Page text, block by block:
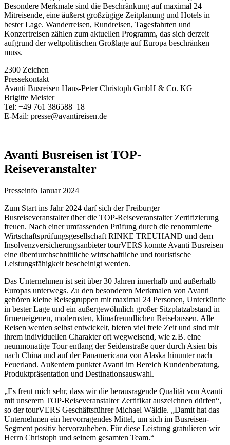
Besondere Merkmale sind die Beschränkung auf maximal 24
Mitreisende, eine äußerst großzügige Zeitplanung und Hotels in
bester Lage. Wanderreisen, Rundreisen, Tagesfahrten und
Konzertreisen zählen zum aktuellen Programm, das sich derzeit
aufgrund der weltpolitischen Großlage auf Europa beschränken
muss.
2300 Zeichen
Pressekontakt
Avanti Busreisen Hans-Peter Christoph GmbH & Co. KG
Brigitte Meister
Tel: +49 761 386588–18
E-Mail: presse@avantireisen.de
Avanti Busreisen ist TOP-
Reiseveranstalter
Presseinfo Januar 2024
Zum Start ins Jahr 2024 darf sich der Freiburger
Busreiseveranstalter über die TOP-Reiseveranstalter Zertifizierung
freuen. Nach einer umfassenden Prüfung durch die renommierte
Wirtschaftsprüfungsgesellschaft RINKE TREUHAND und dem
Insolvenzversicherungsanbieter tourVERS konnte Avanti Busreisen
eine überdurchschnittliche wirtschaftliche und touristische
Leistungsfähigkeit bescheinigt werden.
Das Unternehmen ist seit über 30 Jahren innerhalb und außerhalb
Europas unterwegs. Zu den besonderen Merkmalen von Avanti
gehören kleine Reisegruppen mit maximal 24 Personen, Unterkünfte
in bester Lage und ein außergewöhnlich großer Sitzplatzabstand in
firmeneigenen, modernsten, klimafreundlichen Reisebussen. Alle
Reisen werden selbst entwickelt, bieten viel freie Zeit und sind mit
ihrem individuellen Charakter oft wegweisend, wie z.B. eine
neunmonatige Tour entlang der Seidenstraße quer durch Asien bis
nach China und auf der Panamericana von Alaska hinunter nach
Feuerland. Außerdem punktet Avanti im Bereich Kundenberatung,
Produktpräsentation und Destinationsauswahl.
„Es freut mich sehr, dass wir die herausragende Qualität von Avanti
mit unserem TOP-Reiseveranstalter Zertifikat auszeichnen dürfen“,
so der tourVERS Geschäftsführer Michael Wäldle. „Damit hat das
Unternehmen ein hervorragendes Mittel, um sich im Busreisen-
Segment positiv hervorzuheben. Für diese Leistung gratulieren wir
Herrn Christoph und seinem gesamten Team.“